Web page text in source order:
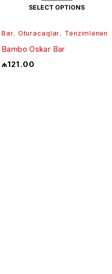
SELECT OPTIONS
Bar, Oturacaqlar, Tənzimlənən
Bambo Oskar Bar
₼121.00